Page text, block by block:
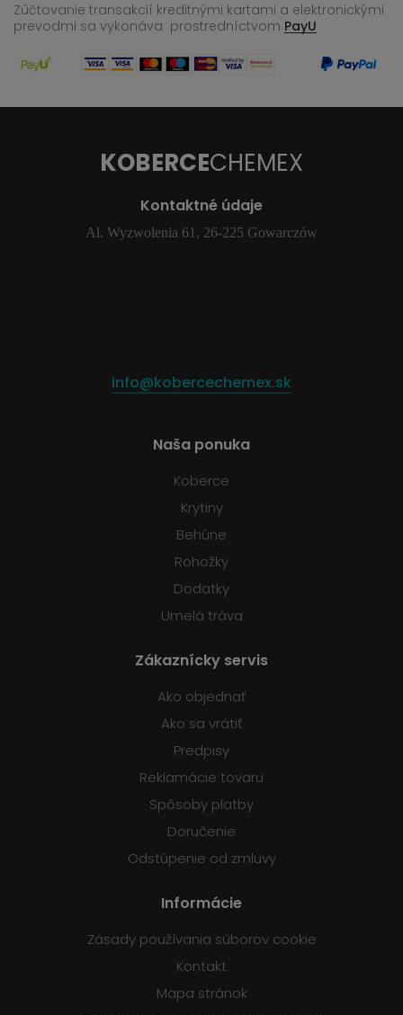
Zúčtovanie transakcií kreditnými kartami a elektronickými
prevodmi sa vykonáva prostredníctvom PayU
KOBERCECHEMEX
Kontaktné údaje
Al. Wyzwolenia 61, 26-225 Gowarczów
info@kobercechemex.sk
Naša ponuka
Koberce
Krytiny
Behúne
Rohožky
Dodatky
Umelá tráva
Zákaznícky servis
Ako objednať
Ako sa vrátiť
Predpisy
Reklamácie tovaru
Spôsoby platby
Doručenie
Odstúpenie od zmluvy
Informácie
Zásady používania súborov cookie
Kontakt
Mapa stránok